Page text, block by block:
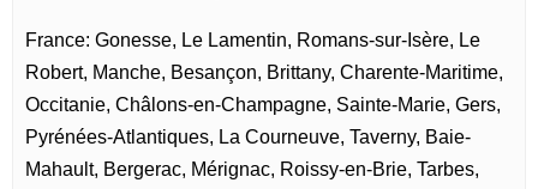
France: Gonesse, Le Lamentin, Romans-sur-Isère, Le
Robert, Manche, Besançon, Brittany, Charente-Maritime,
Occitanie, Châlons-en-Champagne, Sainte-Marie, Gers,
Pyrénées-Atlantiques, La Courneuve, Taverny, Baie-
Mahault, Bergerac, Mérignac, Roissy-en-Brie, Tarbes,